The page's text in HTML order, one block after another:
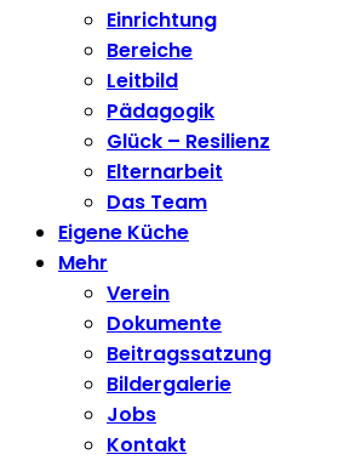
Einrichtung
Bereiche
Leitbild
Pädagogik
Glück – Resilienz
Elternarbeit
Das Team
Eigene Küche
Mehr
Verein
Dokumente
Beitragssatzung
Bildergalerie
Jobs
Kontakt